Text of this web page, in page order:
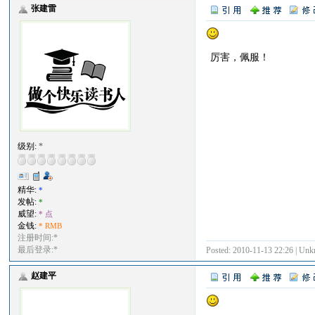
张建雷
级别:*
精华:*
发帖:*
威望:* 点
金钱:* RMB
注册时间:*
最后登录:*
厉害，佩服！
Posted: 2010-11-13 22:26 |
赵建平